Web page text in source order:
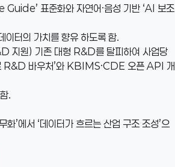
표준화와 자연어·음성 기반 ‘AI 보조
터의 가치를 향유 하도록 함.
지원) 기존 대형 R&D를 탈피하여 사업당
R&D 바우처’와 KBIMS·CDE 오픈 API 개
.
’에서 ‘데이터가 흐르는 산업 구조 조성’으